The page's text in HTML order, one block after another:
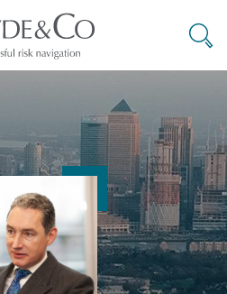
Business Jets
Carrier Liability
商业
公司
Commercial Arbitration
Commercial Disputes
Energy & Natural Resources
Marine
Bermuda Form
Casualty
Construction Disputes
环境保护法
Anti-Bribery & Corruption
Compliance
搜寻